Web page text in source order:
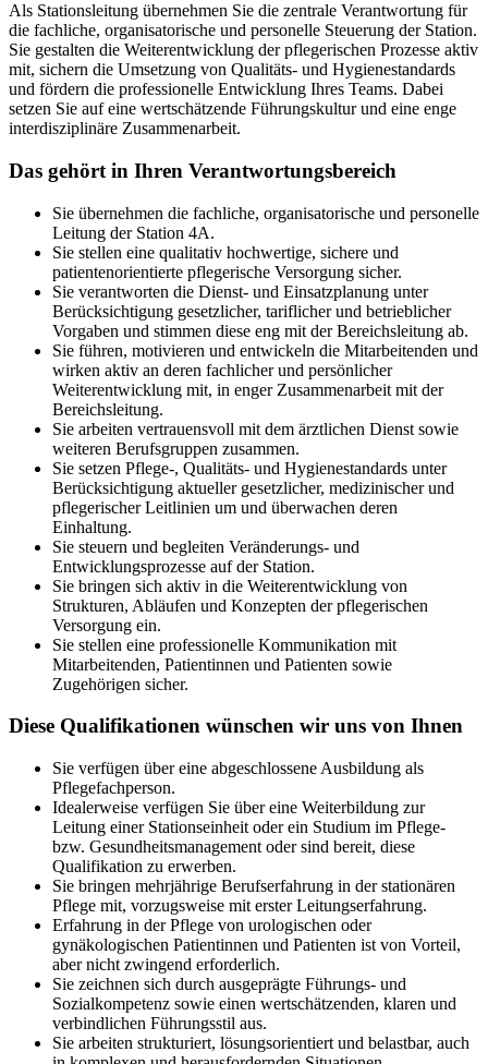
Als Stationsleitung übernehmen Sie die zentrale Verantwortung für
die fachliche, organisatorische und personelle Steuerung der Station.
Sie gestalten die Weiterentwicklung der pflegerischen Prozesse aktiv
mit, sichern die Umsetzung von Qualitäts- und Hygienestandards
und fördern die professionelle Entwicklung Ihres Teams. Dabei
setzen Sie auf eine wertschätzende Führungskultur und eine enge
interdisziplinäre Zusammenarbeit.
Das gehört in Ihren Verantwortungsbereich
Sie übernehmen die fachliche, organisatorische und personelle
Leitung der Station 4A.
Sie stellen eine qualitativ hochwertige, sichere und
patientenorientierte pflegerische Versorgung sicher.
Sie verantworten die Dienst- und Einsatzplanung unter
Berücksichtigung gesetzlicher, tariflicher und betrieblicher
Vorgaben und stimmen diese eng mit der Bereichsleitung ab.
Sie führen, motivieren und entwickeln die Mitarbeitenden und
wirken aktiv an deren fachlicher und persönlicher
Weiterentwicklung mit, in enger Zusammenarbeit mit der
Bereichsleitung.
Sie arbeiten vertrauensvoll mit dem ärztlichen Dienst sowie
weiteren Berufsgruppen zusammen.
Sie setzen Pflege-, Qualitäts- und Hygienestandards unter
Berücksichtigung aktueller gesetzlicher, medizinischer und
pflegerischer Leitlinien um und überwachen deren
Einhaltung.
Sie steuern und begleiten Veränderungs- und
Entwicklungsprozesse auf der Station.
Sie bringen sich aktiv in die Weiterentwicklung von
Strukturen, Abläufen und Konzepten der pflegerischen
Versorgung ein.
Sie stellen eine professionelle Kommunikation mit
Mitarbeitenden, Patientinnen und Patienten sowie
Zugehörigen sicher.
Diese Qualifikationen wünschen wir uns von Ihnen
Sie verfügen über eine abgeschlossene Ausbildung als
Pflegefachperson.
Idealerweise verfügen Sie über eine Weiterbildung zur
Leitung einer Stationseinheit oder ein Studium im Pflege-
bzw. Gesundheitsmanagement oder sind bereit, diese
Qualifikation zu erwerben.
Sie bringen mehrjährige Berufserfahrung in der stationären
Pflege mit, vorzugsweise mit erster Leitungserfahrung.
Erfahrung in der Pflege von urologischen oder
gynäkologischen Patientinnen und Patienten ist von Vorteil,
aber nicht zwingend erforderlich.
Sie zeichnen sich durch ausgeprägte Führungs- und
Sozialkompetenz sowie einen wertschätzenden, klaren und
verbindlichen Führungsstil aus.
Sie arbeiten strukturiert, lösungsorientiert und belastbar, auch